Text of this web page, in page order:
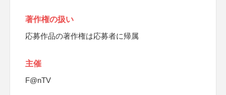
著作権の扱い
応募作品の著作権は応募者に帰属
主催
F@nTV